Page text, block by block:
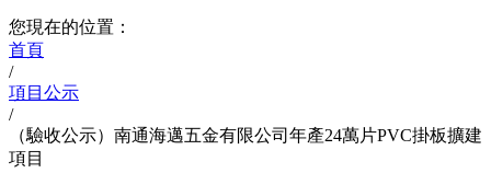
您現在的位置：
首頁
/
項目公示
/
（驗收公示）南通海邁五金有限公司年產24萬片PVC掛板擴建
項目